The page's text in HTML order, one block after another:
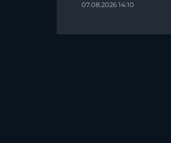
07.08.2026 14:10